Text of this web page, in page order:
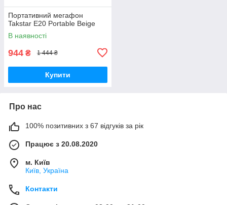
Портативний мегафон
Takstar E20 Portable Beige
В наявності
944 ₴ 1 444 ₴
Купити
Про нас
100% позитивних з 67 відгуків за рік
Працює з 20.08.2020
м. Київ
Київ, Україна
Контакти